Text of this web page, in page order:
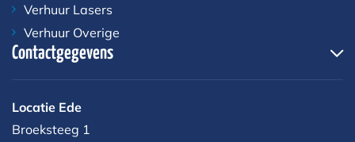
Verhuur Lasers
Verhuur Overige
Contactgegevens
Locatie Ede
Broeksteeg 1